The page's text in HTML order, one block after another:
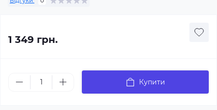
1 349 грн.
Купити